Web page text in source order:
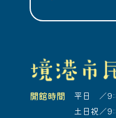
開館時間
平日 ／
土日祝／